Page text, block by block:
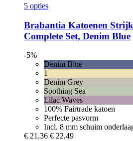
5 opties
Brabantia Katoenen
Complete Set, Denim Blue
-5%
Denim Blue
1
Denim Grey
Soothing Sea
Lilac Waves
100% Fairtrade katoen
Perfecte pasvorm
Incl. 8 mm schuim
€ 21,36 € 22,49